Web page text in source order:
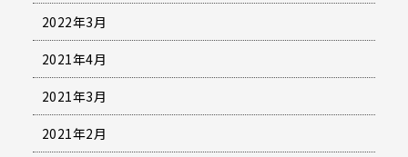
2022年3月
2021年4月
2021年3月
2021年2月